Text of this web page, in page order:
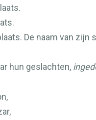
De naam van
hun geslachten,